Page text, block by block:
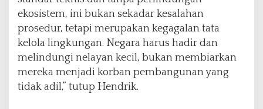
ekosistem, ini bukan sekadar kesalahan
prosedur, tetapi merupakan kegagalan tata
kelola lingkungan. Negara harus hadir dan
melindungi nelayan kecil, bukan membiarkan
mereka menjadi korban pembangunan yang
tidak adil,” tutup Hendrik.